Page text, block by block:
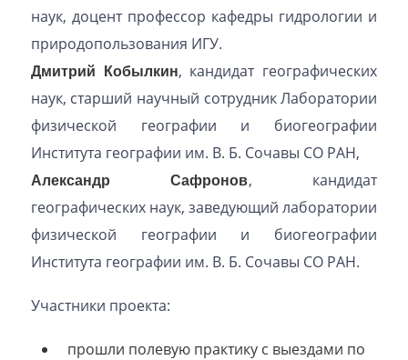
наук, доцент профессор кафедры гидрологии и
природопользования ИГУ.
Дмитрий Кобылкин, кандидат географических
наук, старший научный сотрудник Лаборатории
физической географии и биогеографии
Института географии им. В. Б. Сочавы СО РАН,
Александр Сафронов, кандидат
географических наук, заведующий лаборатории
физической географии и биогеографии
Института географии им. В. Б. Сочавы СО РАН.
Участники проекта:
прошли полевую практику с выездами по